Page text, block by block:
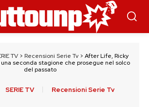
TV > Recensioni Serie Tv > After Life, Ricky
seconda stagione che prosegue nel solco
del passato
SERIE TV Recensioni Serie Tv